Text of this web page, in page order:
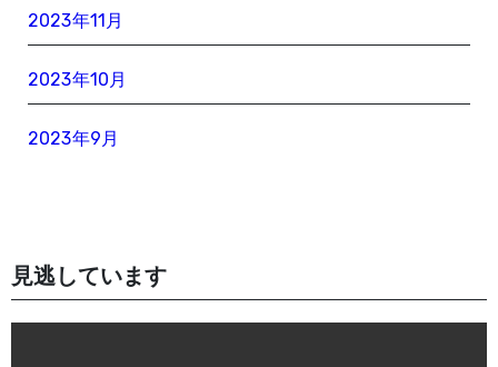
2023年11月
2023年10月
2023年9月
見逃しています